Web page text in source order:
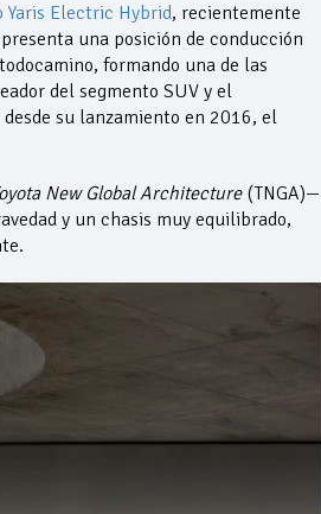
Yaris Electric Hybrid, recientemente
una posición de conducción
formando una de las
del segmento SUV y el
desde su lanzamiento en 2016, el
New Global Architecture (TNGA)—
y un chasis muy equilibrado,